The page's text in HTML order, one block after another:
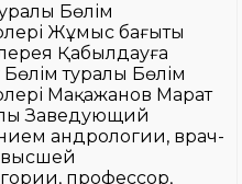
Бөлім
Жұмыс бағыты
Қабылдауға
туралы Бөлім
Мақажанов Марат
Заведующий
андрологии, врач-
высшей
профессор,